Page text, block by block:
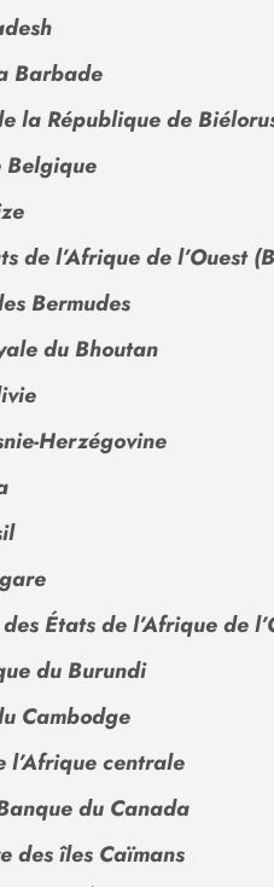
Barbade
la République de
Belgique
de l’Afrique de l’Ouest
Bermudes
du Bhoutan
Herzégovine
États de l’Afrique de
du Burundi
Cambodge
l’Afrique centrale
du Canada
des îles Caïmans